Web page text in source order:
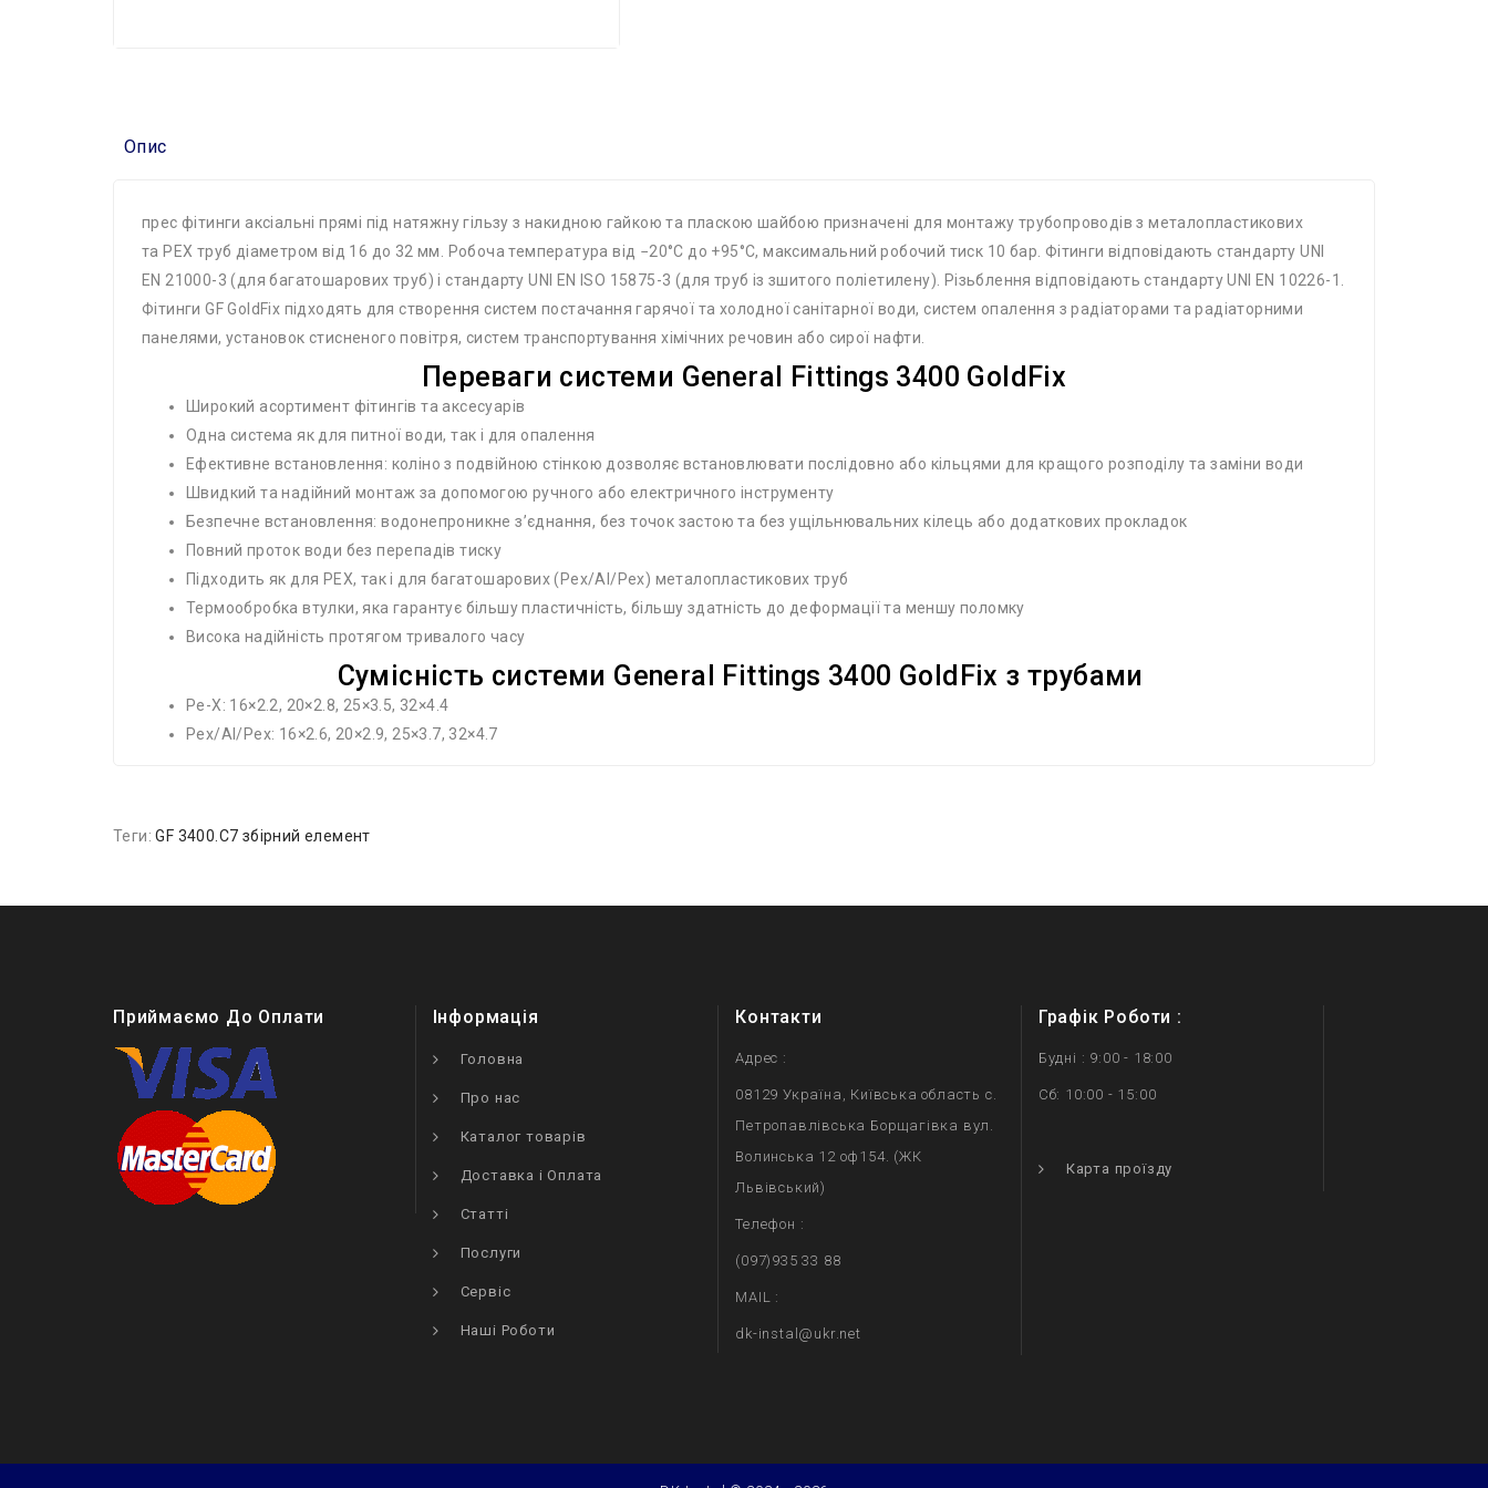
Опис
прес фітинги аксіальні прямі під натяжну гільзу з накидною гайкою та пласкою шайбою призначені для монтажу трубопроводів з металопластикових
та PEX труб діаметром від 16 до 32 мм. Робоча температура від −20°С до +95°С, максимальний робочий тиск 10 бар. Фітинги відповідають стандарту UNI
EN 21000-3 (для багатошарових труб) і стандарту UNI EN ISO 15875-3 (для труб із зшитого поліетилену). Різьблення відповідають стандарту UNI EN 10226-1.
Фітинги GF GoldFix підходять для створення систем постачання гарячої та холодної санітарної води, систем опалення з радіаторами та радіаторними
панелями, установок стисненого повітря, систем транспортування хімічних речовин або сирої нафти.
Переваги системи General Fittings 3400 GoldFix
Широкий асортимент фітингів та аксесуарів
Одна система як для питної води, так і для опалення
Ефективне встановлення: коліно з подвійною стінкою дозволяє встановлювати послідовно або кільцями для кращого розподілу та заміни води
Швидкий та надійний монтаж за допомогою ручного або електричного інструменту
Безпечне встановлення: водонепроникне з’єднання, без точок застою та без ущільнювальних кілець або додаткових прокладок
Повний проток води без перепадів тиску
Підходить як для PEX, так і для багатошарових (Pex/Al/Pex) металопластикових труб
Термообробка втулки, яка гарантує більшу пластичність, більшу здатність до деформації та меншу поломку
Висока надійність протягом тривалого часу
Сумісність системи General Fittings 3400 GoldFix з трубами
Pe-X: 16×2.2, 20×2.8, 25×3.5, 32×4.4
Pex/Al/Pex: 16×2.6, 20×2.9, 25×3.7, 32×4.7
Теги:GF 3400.C7 збірний елемент
Приймаємо До Оплати Інформація
Головна
Про нас
Каталог товарів
Доставка і Оплата
Статті
Послуги
Сервіс
Наші Роботи
Контакти
Адрес :
08129 Україна, Київська область с.
Петропавлівська Борщагівка вул.
Волинська 12 оф154. (ЖК
Львівський)
Телефон :
(097)935 33 88
MAIL :
dk-instal@ukr.net
Графік Роботи :
Будні : 9:00 - 18:00
Сб: 10:00 - 15:00
Карта проїзду